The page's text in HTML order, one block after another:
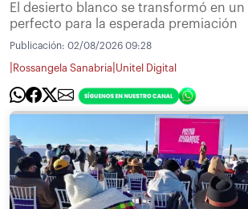
El desierto blanco se transformó en un
perfecto para la esperada premiación
Publicación: 02/08/2026 09:28
Rossangela Sanabria Unitel Digital